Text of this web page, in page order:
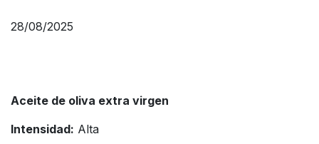
28/08/2025
Aceite de oliva extra virgen
Intensidad: Alta